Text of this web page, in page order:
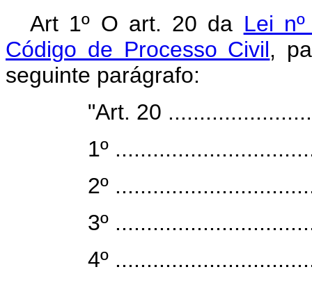
Art 1º O art. 20 da Lei
Código de Processo Civil,
seguinte parágrafo:
"Art. 20
1º
2º
3º
4º